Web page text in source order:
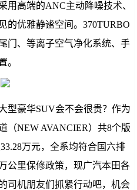
用高端的ANC主动降噪技术、
的优雅静谧空间。370TURBO
门、等离子空气净化系统、手
。
型豪华SUV会不会很贵？作为
（NEW AVANCIER）共8个版
万元，全系均符合国六排
公里保修政策，现广汽本田各
司机朋友们抓紧行动吧，机会